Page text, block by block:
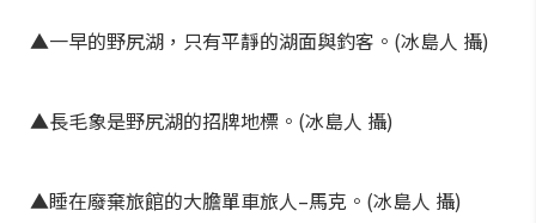
▲一早的野尻湖，只有平靜的湖面與釣客。(冰島人 攝)
▲長毛象是野尻湖的招牌地標。(冰島人 攝)
▲睡在廢棄旅館的大膽單車旅人–馬克。(冰島人 攝)